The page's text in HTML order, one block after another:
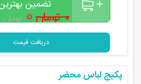
تضمین
۰ تومان ۰تومان
دریافت قیمت
پکیج لباس محضر